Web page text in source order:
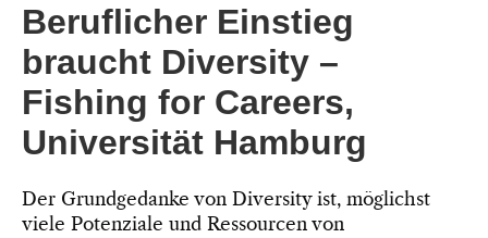
Beruflicher Einstieg
braucht Diversity –
Fishing for Careers,
Universität Hamburg
Der Grundgedanke von Diversity ist, möglichst
viele Potenziale und Ressourcen von